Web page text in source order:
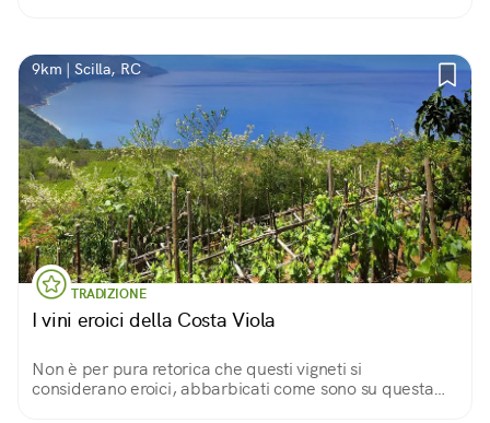
9km | Scilla, RC
TRADIZIONE
I vini eroici della Costa Viola
Non è per pura retorica che questi vigneti si
considerano eroici, abbarbicati come sono su questa